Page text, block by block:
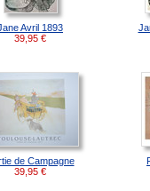
Avril 1893
39,95 €
de Campagne
39,95 €